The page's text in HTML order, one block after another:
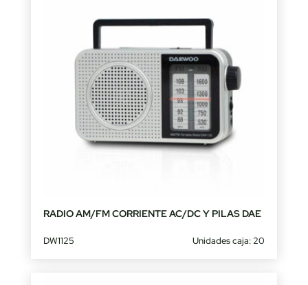
RADIO AM/FM CORRIENTE AC/DC Y PILAS DAE
DW1125 Unidades caja: 20